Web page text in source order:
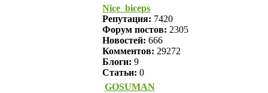
Nice_biceps
Репутация: 7420
Форум постов: 2305
Новостей: 666
Комментов: 29272
Блоги: 9
Статьи: 0
GOSUMAN